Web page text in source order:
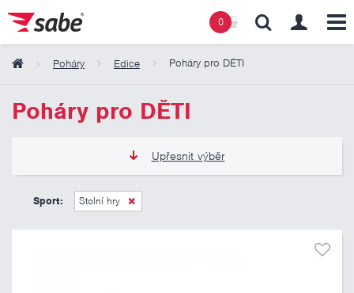
0
Poháry Edice Poháry pro DĚTI
Poháry pro DĚTI
Upřesnit výběr
105 Kč
Sport: Stolní hry
Obsah košíku